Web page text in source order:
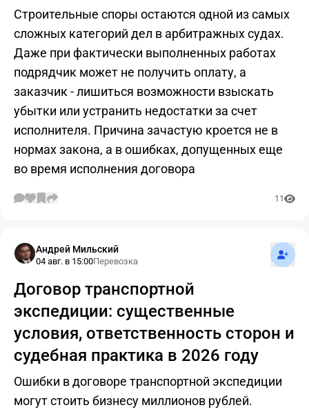
Строительные споры остаются одной из самых
сложных категорий дел в арбитражных судах.
Даже при фактически выполненных работах
подрядчик может не получить оплату, а
заказчик - лишиться возможности взыскать
убытки или устранить недостатки за счет
исполнителя. Причина зачастую кроется не в
нормах закона, а в ошибках, допущенных еще
во время исполнения договора
11
Андрей Мильский
04 авг. в 15:00Перевозка
Договор транспортной
экспедиции: существенные
условия, ответственность сторон и
судебная практика в 2026 году
Ошибки в договоре транспортной экспедиции
могут стоить бизнесу миллионов рублей.